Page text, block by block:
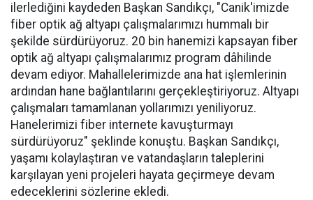
ilerlediğini kaydeden Başkan Sandıkçı, "Canik'imizde
fiber optik ağ altyapı çalışmalarımızı hummalı bir
şekilde sürdürüyoruz. 20 bin hanemizi kapsayan fiber
optik ağ altyapı çalışmalarımız program dâhilinde
devam ediyor. Mahallelerimizde ana hat işlemlerinin
ardından hane bağlantılarını gerçekleştiriyoruz. Altyapı
çalışmaları tamamlanan yollarımızı yeniliyoruz.
Hanelerimizi fiber internete kavuşturmayı
sürdürüyoruz" şeklinde konuştu. Başkan Sandıkçı,
yaşamı kolaylaştıran ve vatandaşların taleplerini
karşılayan yeni projeleri hayata geçirmeye devam
edeceklerini sözlerine ekledi.